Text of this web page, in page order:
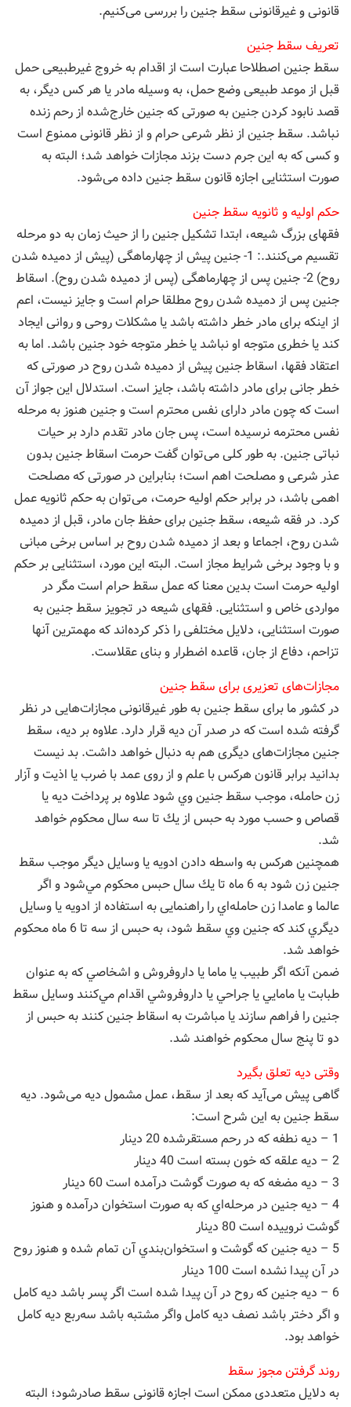
قانونی و غیرقانونی سقط جنین را بررسی می‌کنیم.
تعریف سقط جنین
سقط جنین اصطلاحا عبارت است از اقدام به خروج غیرطبیعی حمل
قبل از موعد طبیعی وضع حمل، به وسیله مادر یا هر کس دیگر، به
قصد نابود کردن جنین به صورتی که جنین خارج‌شده از رحم زنده
نباشد. سقط جنین از نظر شرعی حرام و از نظر قانونی ممنوع است
و کسی که به این جرم دست بزند مجازات خواهد شد؛ البته به
صورت استثنایی اجازه قانون سقط جنین داده می‌شود.
حکم اولیه و ثانویه سقط جنین
فقهاى بزرگ شيعه، ابتدا تشكيل جنين را از حيث زمان به دو مرحله
تقسيم مى‌كنند.: 1- جنين پيش از چهارماهگى (پيش از دميده شدن
روح) 2- جنين پس از چهارماهگى (پس از دميده شدن روح). اسقاط
جنين پس از دميده شدن روح مطلقا حرام است و جايز نيست، اعم
از اينكه براى مادر خطر داشته باشد يا مشكلات روحى و روانى ايجاد
كند يا خطرى متوجه او نباشد يا خطر متوجه خود جنين باشد. اما به
اعتقاد فقها، اسقاط جنين پيش از دميده شدن روح در صورتى كه
خطر جانى براى مادر داشته باشد، جايز است. استدلال این جواز آن
است که چون مادر داراى نفس محترم است و جنين هنوز به مرحله
نفس محترمه نرسيده است، پس جان مادر تقدم دارد بر حيات
نباتى جنين. به طور كلى مى‌توان گفت حرمت اسقاط جنين بدون
عذر شرعى و مصلحت اهم است؛ بنابراين در صورتى كه مصلحت
اهمى باشد، در برابر حكم اوليه حرمت، مى‌توان به حكم ثانويه عمل
كرد. در فقه شيعه، سقط جنين براى حفظ جان مادر، قبل از دميده
شدن روح، اجماعا و بعد از دميده شدن روح بر اساس برخى مبانى
و با وجود برخى شرايط مجاز است. البته اين مورد، استثنايى بر حكم
اوليه حرمت است بدين معنا كه عمل سقط حرام است مگر در
مواردى خاص و استثنايى. فقهاى شيعه در تجويز سقط جنين به
صورت استثنايى، دلايل مختلفى را ذكر كرد‌ه‌اند كه مهمترين آنها
تزاحم، دفاع از جان، قاعده اضطرار و بناى عقلاست.
مجازات‌های تعزیری برای سقط جنین
در کشور ما برای سقط جنین به طور غیرقانونی مجازات‌هایی در نظر
گرفته شده است که در صدر آن دیه قرار دارد. علاوه بر دیه، سقط
جنین مجازات‌های دیگری هم به دنبال خواهد داشت. بد نیست
بدانید برابر قانون هركس با علم و از روی عمد با ضرب يا اذيت و آزار
زن حامله، موجب سقط جنين وي شود علاوه بر پرداخت ديه يا
قصاص و حسب مورد به حبس از يك تا سه سال محكوم خواهد
شد.
همچنین هركس به واسطه دادن ادويه يا وسايل ديگر موجب سقط
جنين زن شود به 6 ماه تا يك سال حبس محكوم مي‌شود و اگر
عالما و عامدا زن حامله‌اي را راهنمایی به استفاده از ادويه يا وسايل
ديگري کند كه جنين وي سقط شود، به حبس از سه تا 6 ماه محكوم
خواهد شد.
ضمن آنکه اگر طبيب يا ماما يا داروفروش و اشخاصي كه به عنوان
طبابت يا مامايي يا جراحي يا داروفروشي اقدام مي‌كنند وسايل سقط
جنين را فراهم سازند يا مباشرت به اسقاط جنين کنند به حبس از
دو تا پنج سال محكوم خواهند شد.
وقتی دیه تعلق بگیرد
گاهی پیش می‌آید که بعد از سقط، عمل مشمول دیه می‌شود. ديه
سقط جنين به این شرح است:
1 – ديه نطفه كه در رحم مستقر‌شده 20 دينار
2 – ديه علقه كه خون بسته است 40 دينار
3 – ديه مضغه كه به صورت گوشت درآمده است 60 دينار
4 – ديه جنين در مرحله‌اي كه به صورت استخوان درآمده و هنوز
گوشت نرویيده است 80 دينار
5 – ديه جنين كه گوشت و استخوان‌بندي آن تمام شده و هنوز روح
در آن پيدا نشده است 100 دينار
6 – ديه جنين كه روح در آن پيدا شده است اگر پسر باشد ديه كامل
و اگر دختر باشد نصف ديه كامل واگر مشتبه باشد سه‌ربع ديه كامل
خواهد بود.
روند گرفتن مجوز سقط
به دلایل متعددی ممکن است اجازه قانونی سقط صادرشود؛ البته